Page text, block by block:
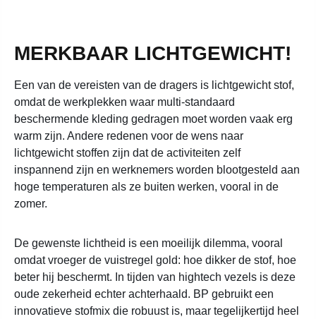
MERKBAAR LICHTGEWICHT!
Een van de vereisten van de dragers is lichtgewicht stof,
omdat de werkplekken waar multi-standaard
beschermende kleding gedragen moet worden vaak erg
warm zijn. Andere redenen voor de wens naar
lichtgewicht stoffen zijn dat de activiteiten zelf
inspannend zijn en werknemers worden blootgesteld aan
hoge temperaturen als ze buiten werken, vooral in de
zomer.
De gewenste lichtheid is een moeilijk dilemma, vooral
omdat vroeger de vuistregel gold: hoe dikker de stof, hoe
beter hij beschermt. In tijden van hightech vezels is deze
oude zekerheid echter achterhaald. BP gebruikt een
innovatieve stofmix die robuust is, maar tegelijkertijd heel